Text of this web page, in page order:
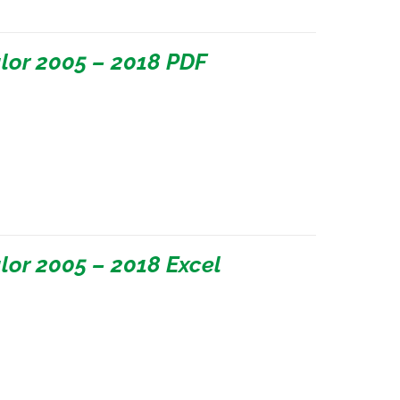
2005 – 2018 PDF
2005 – 2018 Excel